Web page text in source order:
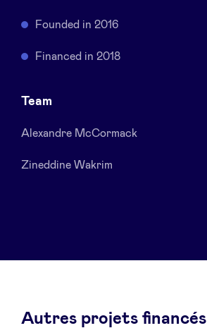
Privacy Policy
BeAngels x PMV
My Portofolio
Founded in 2016
Financed in 2018
Team
Alexandre McCormack
Zineddine Wakrim
Autres projets financés